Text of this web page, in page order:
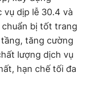
vụ dịp lễ 30.4 và
chuẩn bị tốt trang
tăng cường
lượng dịch vụ
hạn chế tối đa